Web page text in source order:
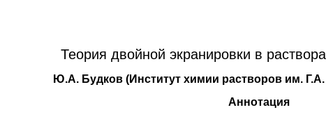
Теория двойной экранировки в
Ю.А. Будков (Институт химии растворов им.
Аннотация